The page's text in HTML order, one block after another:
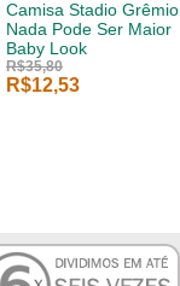
Camisa Stadio Grêmio
Nada Pode Ser Maior
Baby Look
R$35,80
R$12,53